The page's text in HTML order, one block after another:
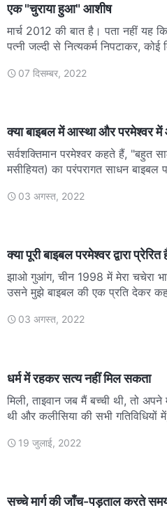
एक "चुराया हुआ" आशीष
मार्च 2012 की बात है। पता नहीं यह
पत्नी जल्दी से नित्यकर्म निपटाकर,
07 दिसम्बर, 2022
क्या बाइबल में आस्था और परमेश्वर में
सर्वशक्तिमान परमेश्वर कहते हैं, "बहुत
मसीहियत) का परंपरागत साधन बाइबल
03 अगस्त, 2022
क्या पूरी बाइबल परमेश्वर द्वारा प्रेरित
झाओ गुआंग, चीन 1998 में मेरा चचेरा
उसने मुझे बाइबल की एक प्रति देकर
03 अगस्त, 2022
धर्म में रहकर सत्य नहीं मिल सकता
मिली, ताइवान जब मैं बच्ची थी, तो
थी और कलीसिया की सभी गतिविधियों
19 जुलाई, 2022
सच्चे मार्ग की जाँच-पड़ताल करते